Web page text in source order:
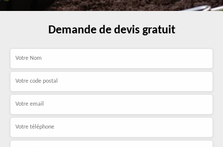
Demande de devis gratuit